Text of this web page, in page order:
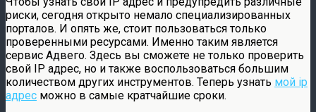
риски, сегодня открыто немало специализированных
порталов. И опять же, стоит пользоваться только
проверенными ресурсами. Именно таким является
сервис Адвего. Здесь вы сможете не только проверить
свой IP адрес, но и также воспользоваться большим
количеством других инструментов. Теперь узнать мой ip
адрес можно в самые кратчайшие сроки.